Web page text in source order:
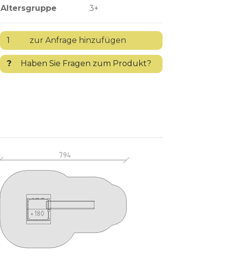
Altersgruppe
3+
? Haben Sie Fragen zum Produkt?